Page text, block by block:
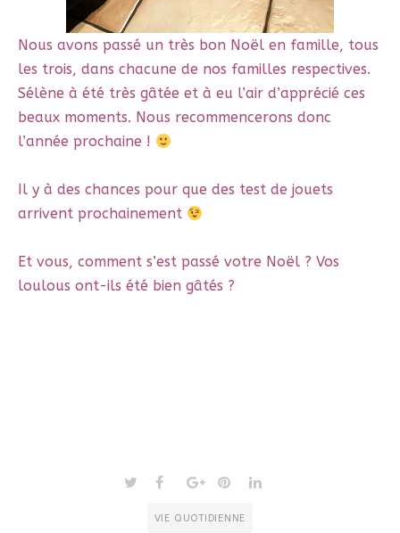
Nous avons passé un très bon Noël en famille, tous
les trois, dans chacune de nos familles respectives.
Sélène à été très gâtée et à eu l’air d’apprécié ces
beaux moments. Nous recommencerons donc
l’année prochaine !
Il y à des chances pour que des test de jouets
arrivent prochainement
Et vous, comment s’est passé votre Noël ? Vos
loulous ont-ils été bien gâtés ?
VIE QUOTIDIENNE